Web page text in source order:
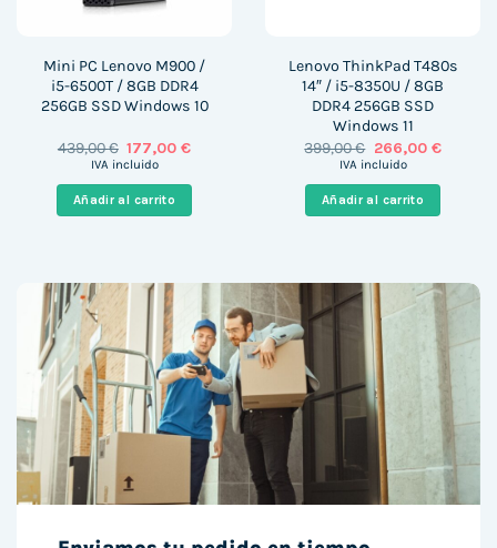
Mini PC Lenovo M900 /
i5-6500T / 8GB DDR4
256GB SSD Windows 10
439,00€ El
precio
era:
439,00 €.
177,00€El
es:
177,00 €.
IVA incluido
Añadir al carrito
Lenovo ThinkPad T480s
14″ / i5-8350U / 8GB
DDR4 256GB SSD
Windows 11
399,00€ El
precio
era:
399,00 €.
266,00 €El
es:
266,00
IVA incluido
Añadir al carrito